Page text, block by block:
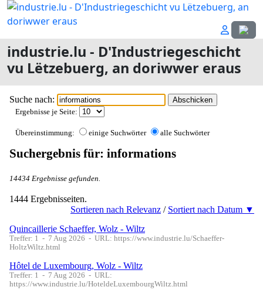
industrie.lu - D'Industriegeschicht
vu Lëtzebuerg, an doriwwer eraus